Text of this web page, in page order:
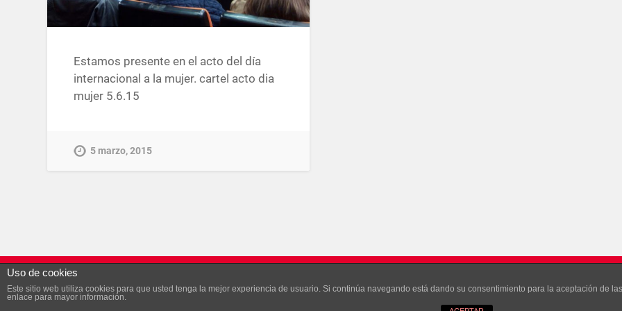
Estamos presente en el acto del día
internacional a la mujer. cartel acto dia
mujer 5.6.15
5 marzo, 2015
© 2026SECCIÓN SINDICAL DE UGT EN AYESA— FUNCIONA GRACIAS AWORDPRESS
Uso de cookies
Este sitio web utiliza cookies para que usted tenga la mejor experiencia de usuario. Si continúa navegando está dando su consentimiento para la aceptación de
enlace para mayor información.